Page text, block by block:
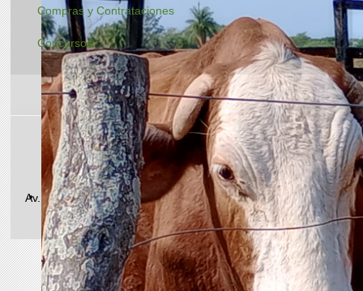
Compras y Contrataciones
Concursos
Teléfono/Fax: +54 (0362) 448-8590
E-mail administrativo: agrotecnico25@hotmail.com
Av. Las Heras 727 | CP 3500 | Resistencia, Chaco, Argentina